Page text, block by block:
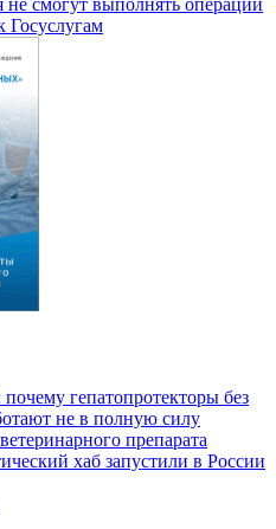
Госуслугам
гепатопротекторы без
не в полную силу
препарата
хаб запустили в России